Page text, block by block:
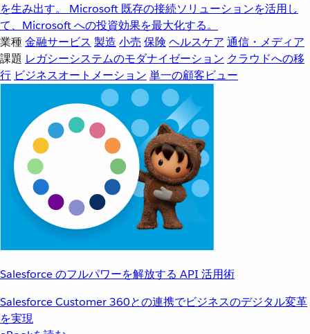
を生み出す。
Microsoft 既存の接続ソリューションを活用し
て、Microsoft への投資効果を最大化する。
業種金融サービス 製造 小売 保険 ヘルスケア 通信・メディア
課題 レガシーシステムのモダナイゼーション クラウドへの移
行 ビジネスオートメーション 単一の顧客ビュー
Salesforce のフルパワーを解放する API 活用術
Salesforce Customer 360との連携でビジネスのデジタル変革
を実現